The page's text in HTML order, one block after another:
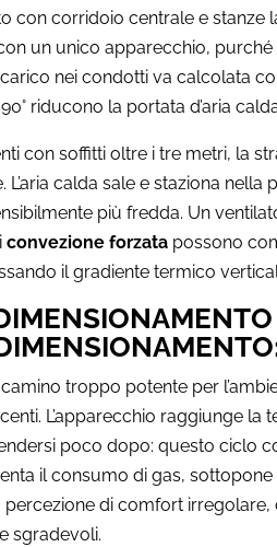
con corridoio centrale e stanze
un unico apparecchio,
nei condotti va calcolata
riducono la portata d’aria
con soffitti oltre i tre metri, la
L’aria calda sale e staziona
più fredda. Un
convezione forzata possono
il gradiente termico
troppo potente per
L’apparecchio raggiunge la
poco dopo: questo ciclo
il consumo di gas,
di comfort
sgradevoli.